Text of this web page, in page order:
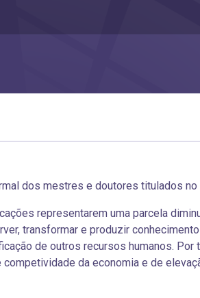
dos mestres e doutores titulados no
representarem uma parcela
transformar e produzir
de outros recursos humanos.
da economia e de